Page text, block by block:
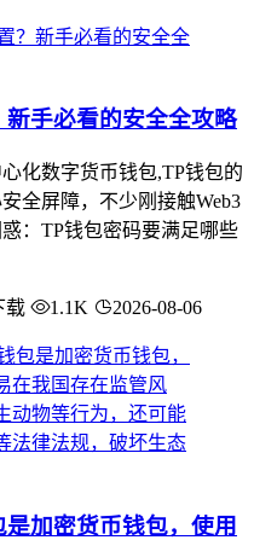
手必看的安全全攻略
化数字货币钱包,TP钱包的
全屏障，不少刚接触Web3
：TP钱包密码要满足哪些
载 1.1K 2026-08-06
加密货币钱包，使用